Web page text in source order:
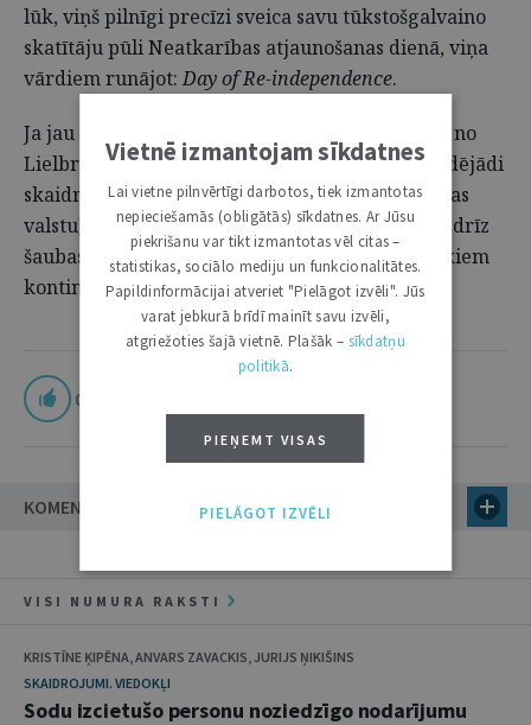
lūk, viņš pilnīgi precīzi sveica savu tūkstošgalvaino
skatītāju pūli Neatkarības atjaunošanas dienā, viņa
vārdiem runājot:Day of Re-independence.
Ja jau pat vienkāršam strādnieku šķiras zēnam no
Lielbritānijas, kā Robijs pats sevi definēja, ir tādējādi
skaidra Igaunijas (un līdz ar to arī pārējo Baltijas
valstu) turpinātības aksioma, tad, cerams, visai drīz
šaubas zudīs arī atlikušajiem vietējiem un tālākiem
kontinuitātes doktrīnas nesapratējiem.
0
KOMENTĀRI (4)
VISI NUMURA RAKSTI
KRISTĪNE ĶIPĒNA, ANVARS ZAVACKIS, JURIJS ŅIKIŠINS
SKAIDROJUMI. VIEDOKĻI
Sodu izcietušo personu noziedzīgo nodarījumu
Vietnē izmantojam sīkdatnes
Lai vietne pilnvērtīgi darbotos, tiek izmantotas
nepieciešamās (obligātās) sīkdatnes. Ar Jūsu
piekrišanu var tikt izmantotas vēl citas –
statistikas, sociālo mediju un funkcionalitātes.
Papildinformācijai atveriet "Pielāgot izvēli". Jūs
varat jebkurā brīdī mainīt savu izvēli,
atgriežoties šajā vietnē. Plašāk – sīkdatņu
politikā.
PIEŅEMT VISAS
PIELĀGOT IZVĒLI